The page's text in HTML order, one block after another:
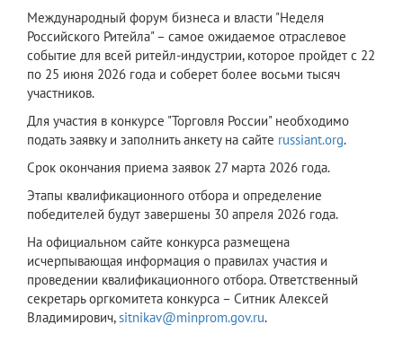
Международный форум бизнеса и власти "Неделя
Российского Ритейла" – самое ожидаемое отраслевое
событие для всей ритейл-индустрии, которое пройдет с 22
по 25 июня 2026 года и соберет более восьми тысяч
участников.
Для участия в конкурсе "Торговля России" необходимо
подать заявку и заполнить анкету на сайте russiant.org.
Срок окончания приема заявок 27 марта 2026 года.
Этапы квалификационного отбора и определение
победителей будут завершены 30 апреля 2026 года.
На официальном сайте конкурса размещена
исчерпывающая информация о правилах участия и
проведении квалификационного отбора. Ответственный
секретарь оргкомитета конкурса – Ситник Алексей
Владимирович,sitnikav@minprom.gov.ru.